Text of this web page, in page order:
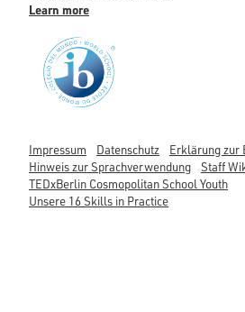
Learn more
Impressum Datenschutz
Erklärung zur
Hinweis zur Sprachverwendung
Staff
TEDxBerlin Cosmopolitan School Youth
Unsere 16 Skills in Practice